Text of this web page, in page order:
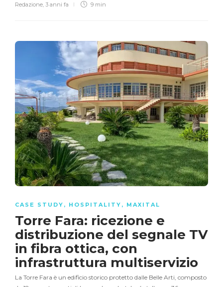
Redazione 3 anni fa 9 min
CASE STUDY , HOSPITALITY , MAXITAL
Torre Fara: ricezione e
distribuzione del segnale TV
in fibra ottica, con
infrastruttura multiservizio
La Torre Fara è un edificio storico protetto dalle Belle Arti, composto